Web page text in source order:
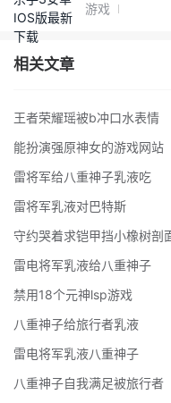
游戏
相关文章
王者荣耀瑶被b冲口水表情
能扮演强原神女的游戏网站
雷将军给八重神子乳液吃
雷将军乳液对巴特斯
守约哭着求铠甲挡小橡树剖
雷电将军乳液给八重神子
禁用18个元神lsp游戏
八重神子给旅行者乳液
雷电将军乳液八重神子
八重神子自我满足被旅行者